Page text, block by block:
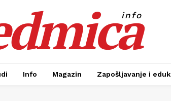
info
Info Magazin Zapošljavanje i